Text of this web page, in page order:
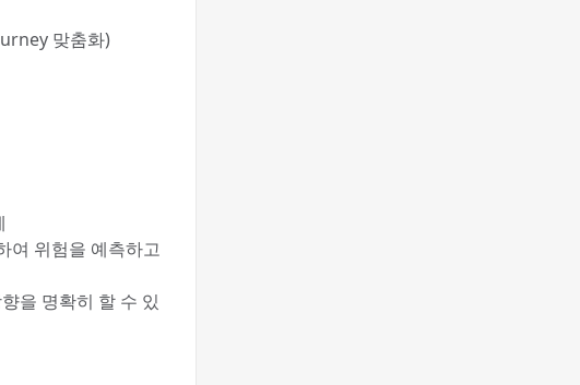
맞춤화)
여 위험을 예측하고
을 명확히 할 수 있